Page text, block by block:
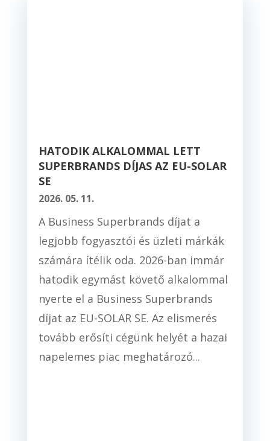
HATODIK ALKALOMMAL LETT
SUPERBRANDS DÍJAS AZ EU-SOLAR
SE
2026. 05. 11.
A Business Superbrands díjat a
legjobb fogyasztói és üzleti márkák
számára ítélik oda. 2026-ban immár
hatodik egymást követő alkalommal
nyerte el a Business Superbrands
díjat az EU-SOLAR SE. Az elismerés
tovább erősíti cégünk helyét a hazai
napelemes piac meghatározó...